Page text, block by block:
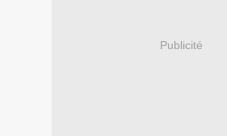
Publicité